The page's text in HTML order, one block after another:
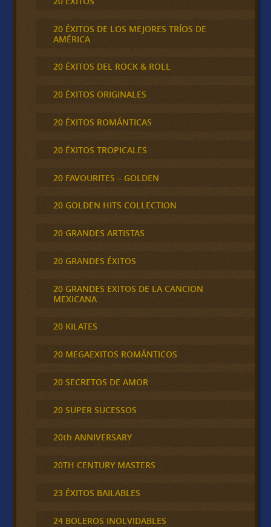
20 ÉXITOS DE LOS MEJORES TRÍOS DE
AMÉRICA
20 ÉXITOS DEL ROCK & ROLL
20 ÉXITOS ORIGINALES
20 ÉXITOS ROMÁNTICAS
20 ÉXITOS TROPICALES
20 FAVOURITES – GOLDEN
20 GOLDEN HITS COLLECTION
20 GRANDES ARTISTAS
20 GRANDES ÉXITOS
20 GRANDES EXITOS DE LA CANCION
MEXICANA
20 KILATES
20 MEGAEXITOS ROMÁNTICOS
20 SECRETOS DE AMOR
20 SUPER SUCESSOS
20th ANNIVERSARY
20TH CENTURY MASTERS
23 ÉXITOS BAILABLES
24 BOLEROS INOLVIDABLES